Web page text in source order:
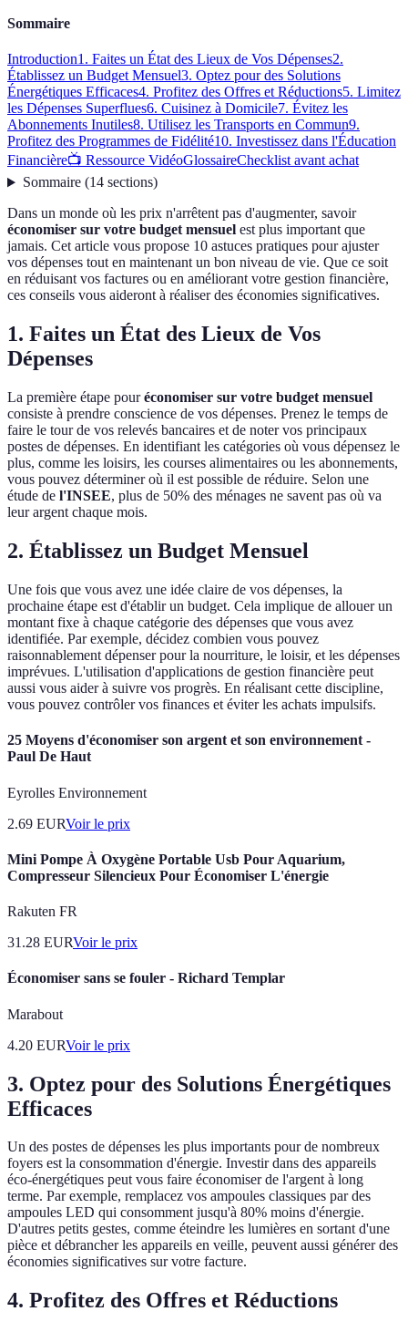
Sommaire
Introduction1. Faites un État des Lieux de Vos Dépenses2.
Établissez un Budget Mensuel3. Optez pour des Solutions
Énergétiques Efficaces4. Profitez des Offres et Réductions5. Limitez
les Dépenses Superflues6. Cuisinez à Domicile7. Évitez les
Abonnements Inutiles8. Utilisez les Transports en Commun9.
Profitez des Programmes de Fidélité10. Investissez dans l'Éducation
Financière📺 Ressource VidéoGlossaireChecklist avant achat
Sommaire(14 sections)
Dans un monde où les prix n'arrêtent pas d'augmenter, savoir
économiser sur votre budget mensuel est plus important que
jamais. Cet article vous propose 10 astuces pratiques pour ajuster
vos dépenses tout en maintenant un bon niveau de vie. Que ce soit
en réduisant vos factures ou en améliorant votre gestion financière,
ces conseils vous aideront à réaliser des économies significatives.
1. Faites un État des Lieux de Vos
Dépenses
La première étape pouréconomiser sur votre budget mensuel
consiste à prendre conscience de vos dépenses. Prenez le temps de
faire le tour de vos relevés bancaires et de noter vos principaux
postes de dépenses. En identifiant les catégories où vous dépensez le
plus, comme les loisirs, les courses alimentaires ou les abonnements,
vous pouvez déterminer où il est possible de réduire. Selon une
étude de l'INSEE, plus de 50% des ménages ne savent pas où va
leur argent chaque mois.
2. Établissez un Budget Mensuel
Une fois que vous avez une idée claire de vos dépenses, la
prochaine étape est d'établir un budget. Cela implique de allouer un
montant fixe à chaque catégorie des dépenses que vous avez
identifiée. Par exemple, décidez combien vous pouvez
raisonnablement dépenser pour la nourriture, le loisir, et les dépenses
imprévues. L'utilisation d'applications de gestion financière peut
aussi vous aider à suivre vos progrès. En réalisant cette discipline,
vous pouvez contrôler vos finances et éviter les achats impulsifs.
25 Moyens d'économiser son argent et son environnement -
Paul De Haut
Eyrolles Environnement
2.69 EURVoir le prix
Mini Pompe À Oxygène Portable Usb Pour Aquarium,
Compresseur Silencieux Pour Économiser L'énergie
Rakuten FR
31.28 EURVoir le prix
Économiser sans se fouler - Richard Templar
Marabout
4.20 EURVoir le prix
3. Optez pour des Solutions Énergétiques
Efficaces
Un des postes de dépenses les plus importants pour de nombreux
foyers est la consommation d'énergie. Investir dans des appareils
éco-énergétiques peut vous faire économiser de l'argent à long
terme. Par exemple, remplacez vos ampoules classiques par des
ampoules LED qui consomment jusqu'à 80% moins d'énergie.
D'autres petits gestes, comme éteindre les lumières en sortant d'une
pièce et débrancher les appareils en veille, peuvent aussi générer des
économies significatives sur votre facture.
4. Profitez des Offres et Réductions